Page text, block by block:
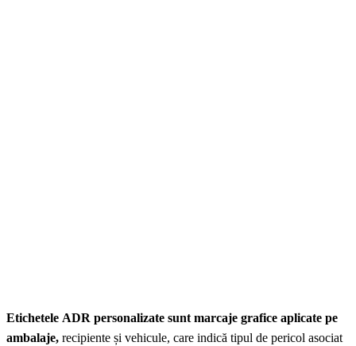
Etichetele ADR personalizate sunt marcaje grafice aplicate pe
ambalaje, recipiente și vehicule, care indică tipul de pericol asociat